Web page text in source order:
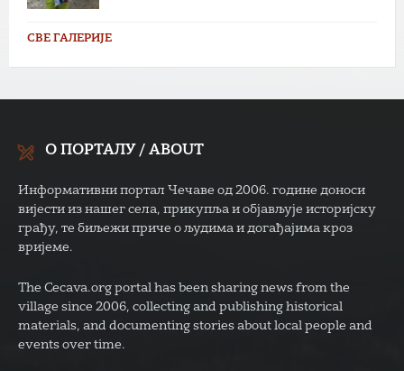
СВЕ ГАЛЕРИЈЕ
О ПОРТАЛУ / ABOUT
Информативни портал Чечаве од 2006. године доноси
вијести из нашег села, прикупља и објављује историјску
грађу, те биљежи приче о људима и догађајима кроз
вријеме.
The Cecava.org portal has been sharing news from the
village since 2006, collecting and publishing historical
materials, and documenting stories about local people and
events over time.